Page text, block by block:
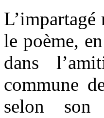
L’impartagé
le poème,
dans
commune
selon